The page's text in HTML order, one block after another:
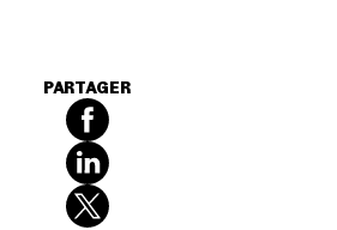
PARTAGER